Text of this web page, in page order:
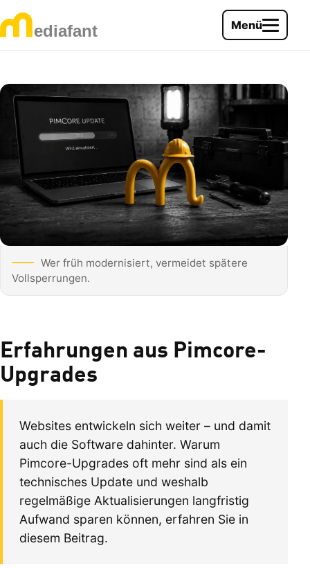
Menü
Wer früh modernisiert, vermeidet spätere
Vollsperrungen.
Erfahrungen aus Pimcore-
Upgrades
Websites entwickeln sich weiter – und damit
auch die Software dahinter. Warum
Pimcore-Upgrades oft mehr sind als ein
technisches Update und weshalb
regelmäßige Aktualisierungen langfristig
Aufwand sparen können, erfahren Sie in
diesem Beitrag.